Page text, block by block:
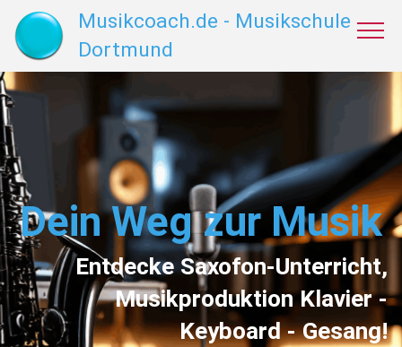
Musikcoach.de - Musikschule
Dortmund
Dein Weg zur Musik
Entdecke Saxofon-Unterricht,
MusikproduktionKlavier -
Keyboard - Gesang!